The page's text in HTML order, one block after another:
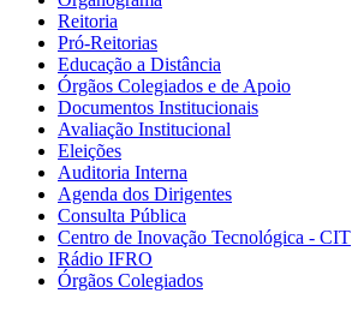
Reitoria
Pró-Reitorias
Educação a Distância
Órgãos Colegiados e de Apoio
Documentos Institucionais
Avaliação Institucional
Eleições
Auditoria Interna
Agenda dos Dirigentes
Consulta Pública
Centro de Inovação Tecnológica - CIT
Rádio IFRO
Órgãos Colegiados